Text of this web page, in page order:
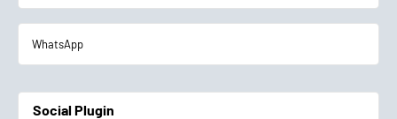
WhatsApp
Social Plugin